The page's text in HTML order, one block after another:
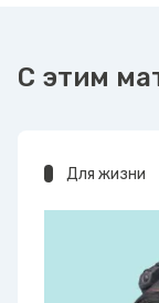
С этим
Для жизни